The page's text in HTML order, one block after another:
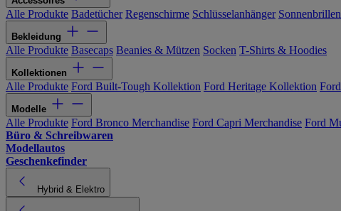
Alle Produkte Badetücher Regenschirme Schlüsselanhänger Sonnenbrillen
Bekleidung
Alle Produkte Basecaps Beanies & Mützen Socken T-Shirts & Hoodies
Kollektionen
Alle Produkte Ford Built-Tough Kollektion Ford Heritage Kollektion
Modelle
Alle Produkte Ford Bronco Merchandise Ford Capri Merchandise Ford
Büro & Schreibwaren
Modellautos
Geschenkefinder
Hybrid & Elektro